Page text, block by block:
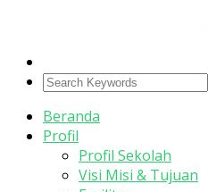
Beranda
Profil
Profil Sekolah
Visi Misi & Tujuan